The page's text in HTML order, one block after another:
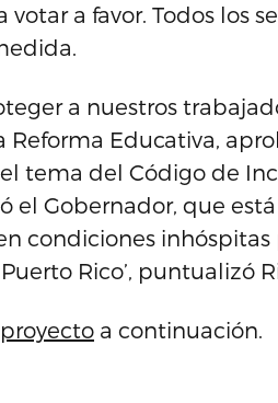
votar a favor. Todos los
a nuestros
Reforma Educativa,
tema del Código de
el Gobernador, que
condiciones
Rico’, puntualizó
proyecto a continuación.